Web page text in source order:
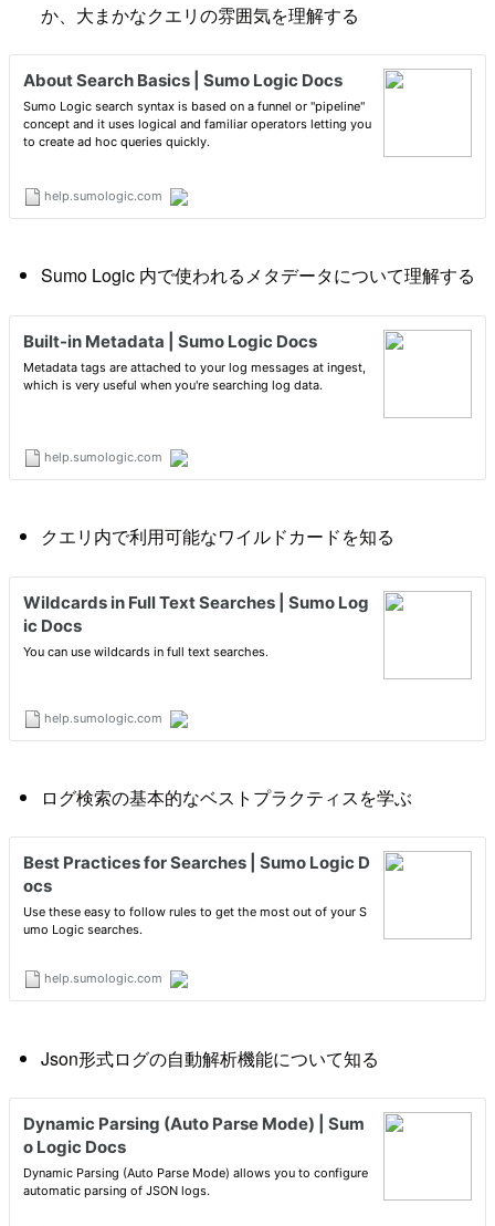
か、大まかなクエリの雰囲気を理解する
Sumo Logic 内で使われるメタデータについて理解する
クエリ内で利用可能なワイルドカードを知る
ログ検索の基本的なベストプラクティスを学ぶ
Json形式ログの自動解析機能について知る